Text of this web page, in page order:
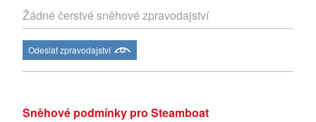
Žádné čerstvé sněhové zpravodajství
Odeslat zpravodajství
Sněhové podmínky pro Steamboat